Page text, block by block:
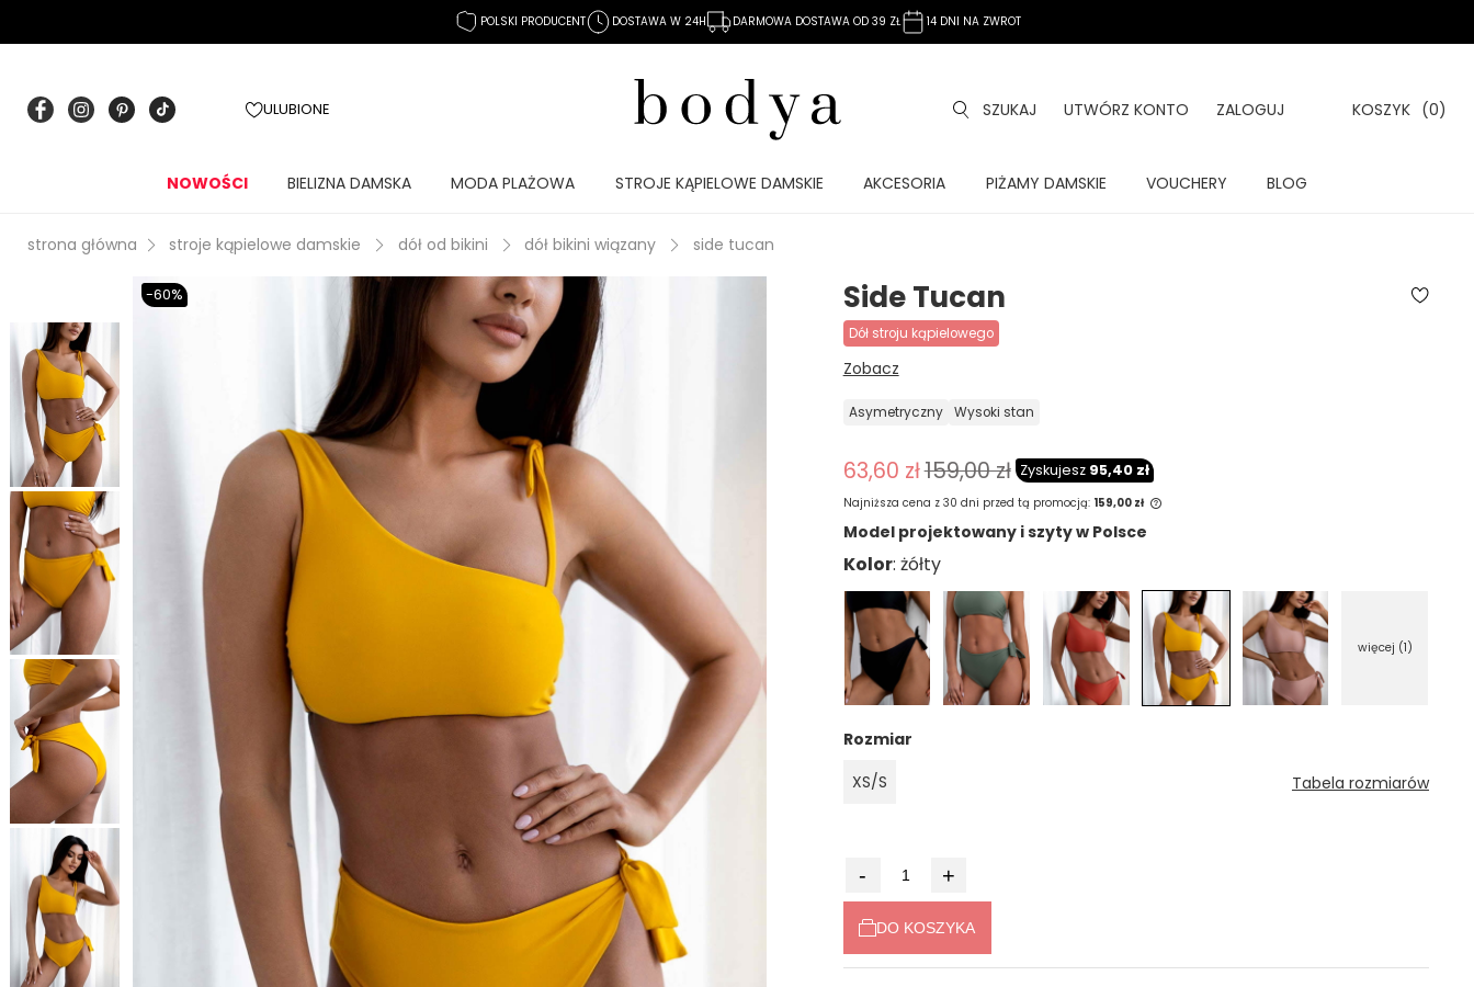
POLSKI PRODUCENT DOSTAWA W 24H DARMOWA DOSTAWA OD 39 ZŁ 14 DNI NA ZWROT
ULUBIONE SZUKAJ UTWÓRZ KONTO ZALOGUJ KOSZYK (0)
NOWOŚCI BIELIZNA DAMSKA MODA PLAŻOWA STROJE KĄPIELOWE DAMSKIE AKCESORIA PIŻAMY DAMSKIE VOUCHERY BLOG
strona główna stroje kąpielowe damskie dół od bikini dół bikini wiązany side tucan
-60% Side Tucan
dół stroju kąpielowego
Zobacz
asymetryczny wysoki stan
63,60 zł159,00 zł Zyskujesz 95,40 zł
Najniższa cena z 30 dni przed tą promocją: 159,00 zł
Jeżeli produkt jest sprzedawany krócej
niż 30 dni, wyświetlana jest najniższa
cena od momentu, kiedy produkt
pojawił się w sprzedaży.
Model projektowany i szyty w Polsce
Kolor
więcej (1)
Rozmiar
XS/S
Tabela rozmiarów
- +
DO KOSZYKA